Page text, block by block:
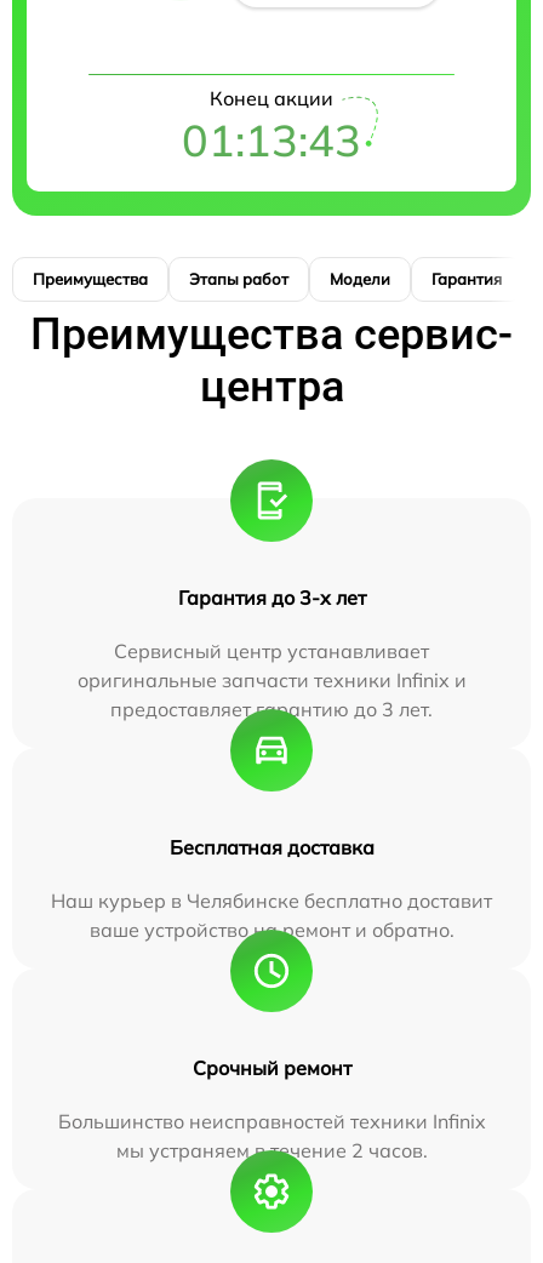
Конец акции
01:13:42
Преимущества Этапы работ Модели Гарантия
Преимущества сервис-
центра
Гарантия до 3-х лет
Сервисный центр устанавливает
оригинальные запчасти техники Infinix и
предоставляет гарантию до 3 лет.
Бесплатная доставка
Наш курьер в Челябинске бесплатно доставит
ваше устройство на ремонт и обратно.
Срочный ремонт
Большинство неисправностей техники Infinix
мы устраняем в течение 2 часов.